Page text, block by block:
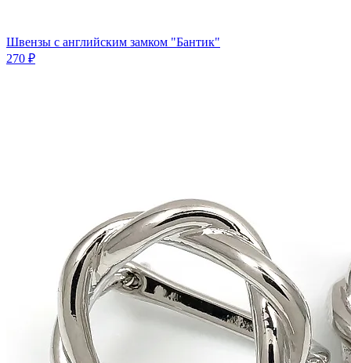
Швензы с английским замком "Бантик"
270 ₽